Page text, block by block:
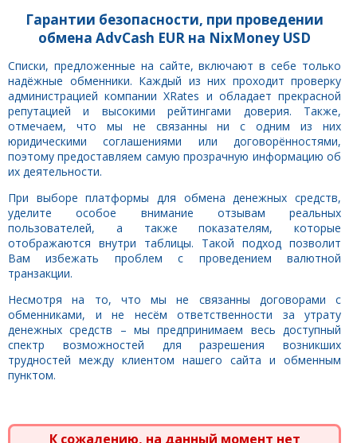
Гарантии безопасности, при проведении
обмена AdvCash EUR на NixMoney USD
Списки, предложенные на сайте, включают в себе только
надёжные обменники. Каждый из них проходит проверку
администрацией компании XRates и обладает прекрасной
репутацией и высокими рейтингами доверия. Также,
отмечаем, что мы не связанны ни с одним из них
юридическими соглашениями или договорённостями,
поэтому предоставляем самую прозрачную информацию об
их деятельности.
При выборе платформы для обмена денежных средств,
уделите особое внимание отзывам реальных
пользователей, а также показателям, которые
отображаются внутри таблицы. Такой подход позволит
Вам избежать проблем с проведением валютной
транзакции.
Несмотря на то, что мы не связанны договорами с
обменниками, и не несём ответственности за утрату
денежных средств – мы предпринимаем весь доступный
спектр возможностей для разрешения возникших
трудностей между клиентом нашего сайта и обменным
пунктом.
К сожалению, на данный момент нет